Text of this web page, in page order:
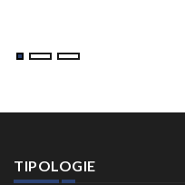
TIPOLOGIE